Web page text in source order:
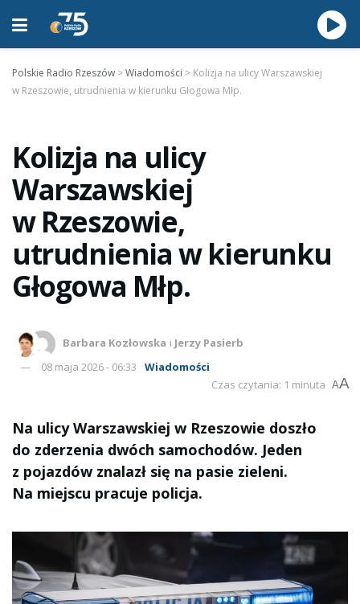
Polskie Radio Rzeszów >Wiadomości > Kolizja na ulicy Warszawskiej
w Rzeszowie, utrudnienia w kierunku Głogowa Młp.
Kolizja na ulicy
Warszawskiej
w Rzeszowie,
utrudnienia w kierunku
Głogowa Młp.
Barbara Kozłowska i Jerzy Pasierb
08 maja 2026 - 06:33
Wiadomości
Czas czytania: 1 minuta AA
Na ulicy Warszawskiej w Rzeszowie doszło
do zderzenia dwóch samochodów. Jeden
z pojazdów znalazł się na pasie zieleni.
Na miejscu pracuje policja.